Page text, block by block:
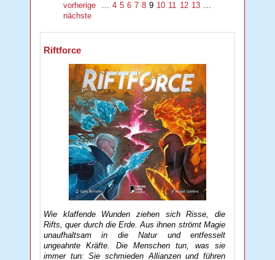
vorherige … 4 5 6 7 8 9 10 11 12 13 …
nächste
Riftforce
Wie klaffende Wunden ziehen sich Risse, die
Rifts, quer durch die Erde. Aus ihnen strömt Magie
unaufhaltsam in die Natur und entfesselt
ungeahnte Kräfte. Die Menschen tun, was sie
immer tun: Sie schmieden Allianzen und führen